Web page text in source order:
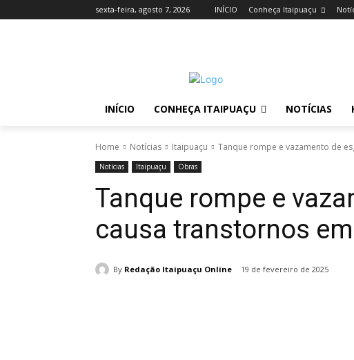
sexta-feira, agosto 7, 2026 INÍCIO Conheça Itaipuaçu
INÍCIO CONHEÇA ITAIPUAÇU NOTÍCIAS
Home Notícias Itaipuaçu Tanque rompe e vazamento de
Notícias Itaipuaçu Obras
Tanque rompe e
causa transtornos
By Redação Itaipuaçu Online 19 de fevereiro de 2025